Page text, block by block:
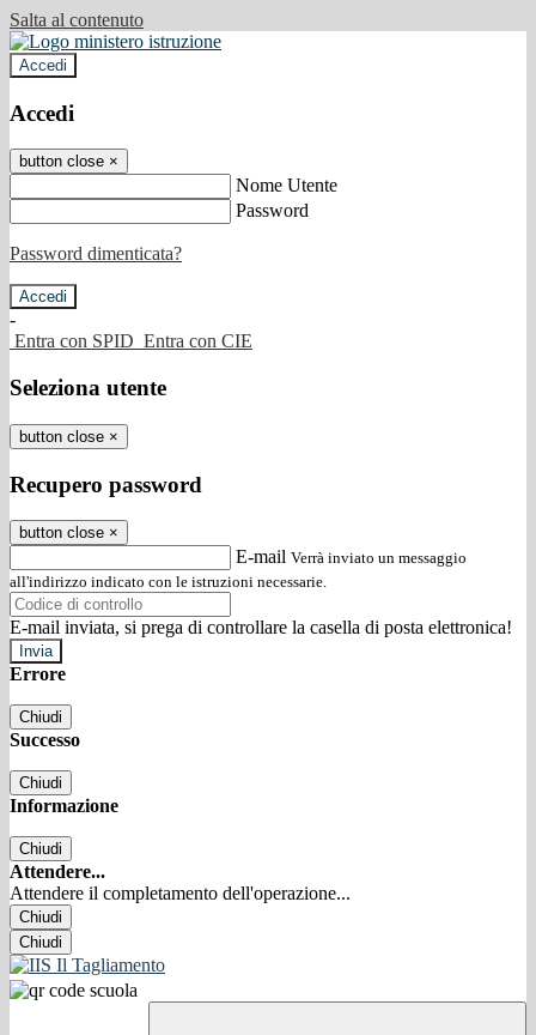
Salta al contenuto
Accedi
Accedi
button close ×
Nome Utente
Password
Password dimenticata?
-
Entra con SPID Entra con CIE
Seleziona utente
button close ×
Recupero password
button close ×
E-mail Verrà inviato un messaggio
all'indirizzo indicato con le istruzioni necessarie.
E-mail inviata, si prega di controllare la casella di posta elettronica!
Errore
Chiudi
Successo
Chiudi
Informazione
Chiudi
Attendere...
Attendere il completamento dell'operazione...
Chiudi
Chiudi